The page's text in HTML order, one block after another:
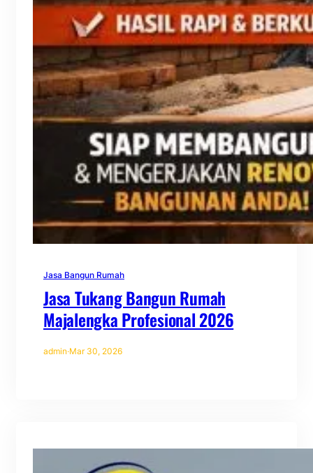
Jasa Bangun Rumah
Jasa Tukang Bangun Rumah
Majalengka Profesional 2026
admin·Mar 30, 2026